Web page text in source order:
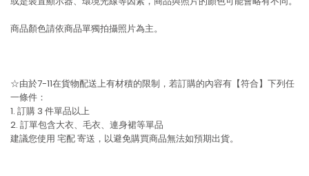
商品顏色請依商品單獨拍攝照片為主。
☆由於7-11在貨物配送上有材積的限制，若訂購的內容有【符合】下列任
一條件：
1. 訂購 3 件單品以上
2. 訂單包含大衣、毛衣、連身裙等單品
建議您使用 宅配寄送，以避免購買商品無法如預期出貨。